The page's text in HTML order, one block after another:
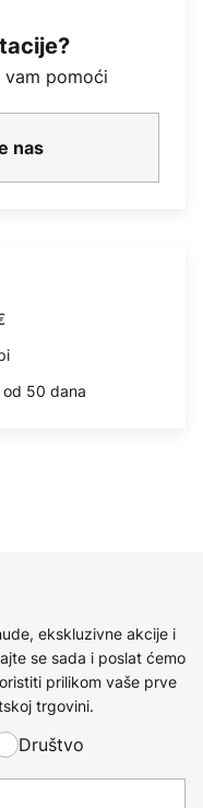
pomoći
nas
50 dana
ekskluzivne akcije i
se sada i poslat ćemo
prilikom vaše prve
trgovini.
Društvo